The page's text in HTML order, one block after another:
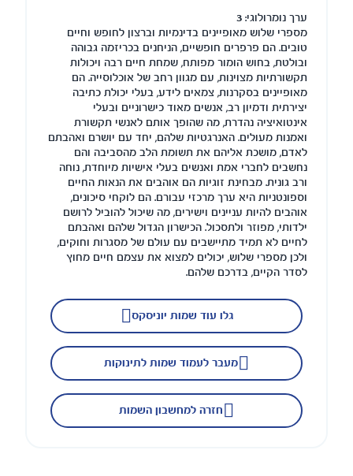
ערך נומרולוגי: 3
מספרי שלוש מאופיינים בדינמיות וברצון לחופש וחיים
טובים. הם פרפרים חופשיים, הניחנים בכריזמה גבוהה
ובולטת, בחוש הומור מפותח, שמחת חיים רבה ויכולות
תקשורתיות מצוינות, עם מגוון רחב של אוכלוסייה. הם
מאופיינים בסקרנות, צמאים לידע, בעלי יכולת כתיבה
יצירתית ודמיון רב, אנשים מאוד כישרוניים ובעלי
אינטואיציה נהדרת, מה שהופך אותם לאנשי תקשורת
ואמנות מעולים. האנרגטיות שלהם, יחד עם יושרם ואהבתם
לאדם, מושכת אליהם את תשומת הלב מהסביבה והם
נחשבים לחברי אמת ואנשים בעלי אישיות מיוחדת, נוחה
ורב גונית. מבחינת זוגיות הם אוהבים את הנאות החיים
וספונטניות היא ערך מרכזי עבורם. הם לוקחי סיכונים,
אוהבים להיות עניינים וישירים, מה שיכול להוביל לרושם
ילדותי, מפוזר ולתסכול. הכישרון הגדול שלהם ואהבתם
לחיים לא תמיד מתיישבים עם עולם של מסגרות וחוקים,
ולכן מספרי שלוש, יכולים למצוא את עצמם חיים מחוץ
לסדר הקיים, בדרכם שלהם.
מעבר לעמוד שמות לתינוקות
חזרה למחשבון השמות
גלו עוד שמות יוניסקס